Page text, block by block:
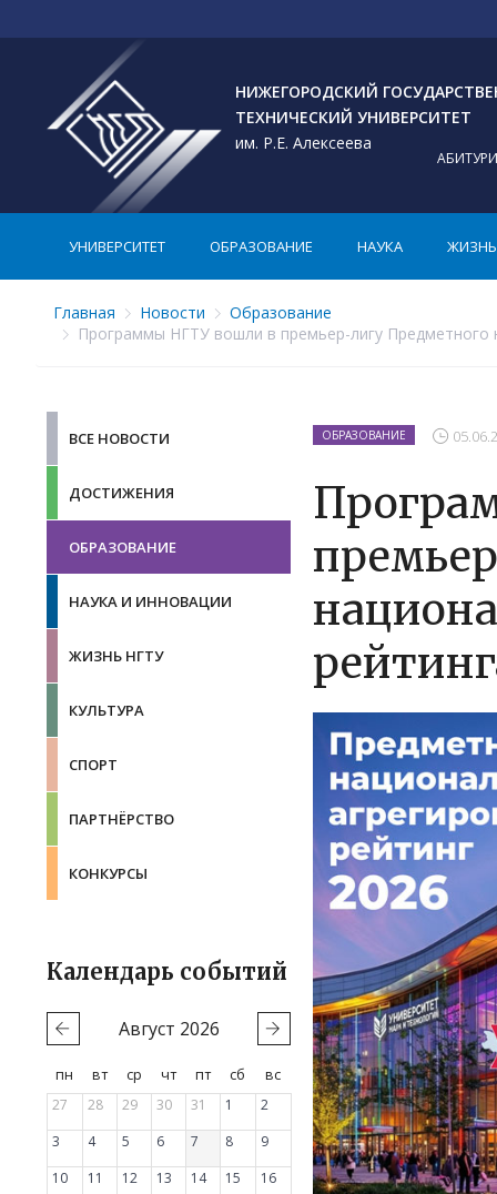
НИЖЕГОРОДСКИЙ
ТЕХНИЧЕСКИЙ УНИВЕРСИТЕТ
им. Р.Е. Алексеева
УНИВЕРСИТЕТ ОБРАЗОВАНИЕ НАУКА ЖИЗНЬ
Главная Новости
Образование
Программы НГТУ вошли в премьер-лигу Предметного
ВСЕ НОВОСТИ
ДОСТИЖЕНИЯ
ОБРАЗОВАНИЕ
НАУКА И ИННОВАЦИИ
ЖИЗНЬ НГТУ
КУЛЬТУРА
СПОРТ
ПАРТНЁРСТВО
КОНКУРСЫ
Календарь событий
Август 2026
пн вт ср чт пт сб
вс
27
28 29 30 31 1
2
3
4 5 6 7 8
9
10
11 12 13 14 15
16
ОБРАЗОВАНИЕ